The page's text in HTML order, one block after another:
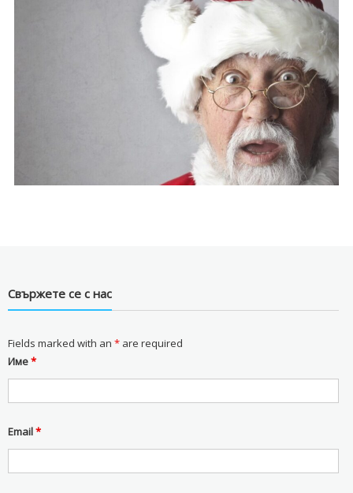
Свържете се с нас
Fields marked with an *are required
Име*
Email*